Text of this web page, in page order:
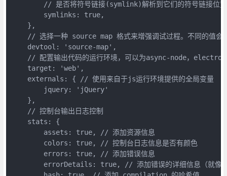
// 是否将符号链接(symlink)解析到它们的符号链接位
        symlinks: true,
    },
// 选择一种 source map 格式来增强调试过程。不同的值
    devtool: 'source-map',
// 配置输出代码的运行环境，可以为async-node，
    target: 'web',
    externals: { // 使用来自于js运行环境提供的全局变量
        jquery: 'jQuery'
    },
    // 控制台输出日志控制
    stats: {
        assets: true, // 添加资源信息
        colors: true, // 控制台日志信息是否有颜色
        errors: true, // 添加错误信息
errorDetails: true, // 添加错误的详细信息（就像